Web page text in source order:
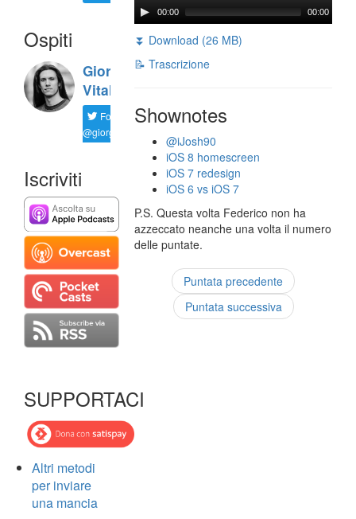
Ospiti
Giorgio
Vitali
Follow
@giorgio__vit
Iscriviti
SUPPORTACI
Altri metodi
per inviare
una mancia
00:00 00:00
⏬ Download (26 MB)
📝 Trascrizione
Shownotes
@iJosh90
iOS 8 homescreen
iOS 7 redesign
iOS 6 vs iOS 7
P.S. Questa volta Federico non ha
azzeccato neanche una volta il numero
delle puntate.
Puntata precedente
Puntata successiva